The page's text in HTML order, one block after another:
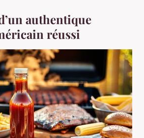
authentique
réussi